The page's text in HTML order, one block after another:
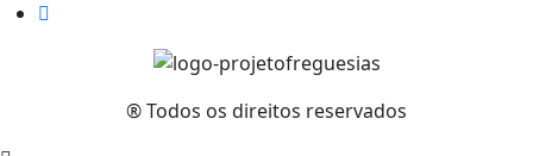
® Todos os direitos reservados